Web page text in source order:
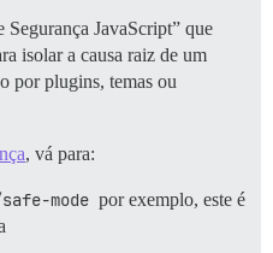
JavaScript” que
isolar a causa raiz de um
por plugins, temas ou
, vá para:
mode por exemplo, este é